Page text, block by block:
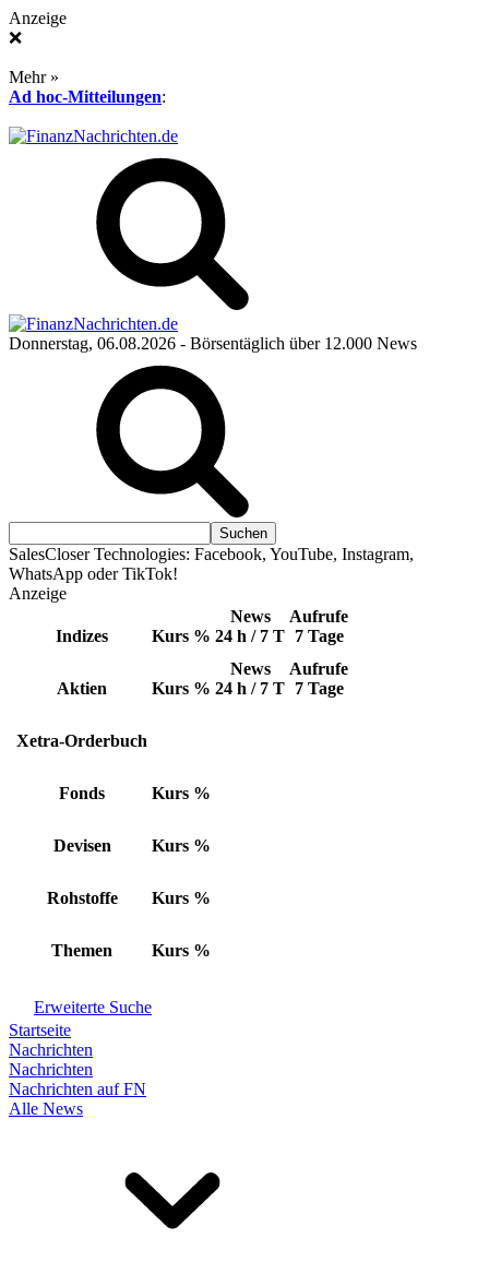
Anzeige
❌
Mehr »
Ad hoc-Mitteilungen:
Donnerstag, 06.08.2026 - Börsentäglich über 12.000 News
SalesCloser Technologies: Facebook, YouTube, Instagram,
WhatsApp oder TikTok!
Anzeige
Indizes Kurs %
News
24 h / 7 T
Aufrufe
7 Tage
Aktien Kurs %
News
24 h / 7 T
Aufrufe
7 Tage
Xetra-Orderbuch
Fonds Kurs %
Devisen Kurs %
Rohstoffe Kurs %
Themen Kurs %
Erweiterte Suche
Startseite
Nachrichten
Nachrichten
Nachrichten auf FN
Alle News